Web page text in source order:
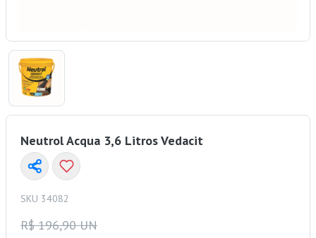
Neutrol Acqua 3,6 Litros Vedacit
SKU 34082
R$ 196,90 UN